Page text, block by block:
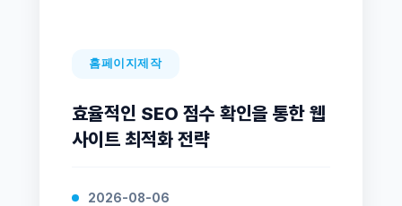
홈페이지제작
효율적인 SEO 점수 확인을 통한 웹
사이트 최적화 전략
2026-08-06